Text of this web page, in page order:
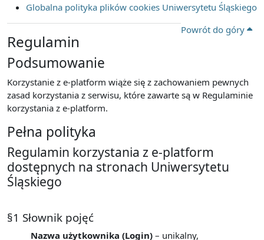
Globalna polityka plików cookies Uniwersytetu Śląskiego
Powrót do góry
Regulamin
Podsumowanie
Korzystanie z e-platform wiąże się z zachowaniem pewnych
zasad korzystania z serwisu, które zawarte są w Regulaminie
korzystania z e-platform.
Pełna polityka
Regulamin korzystania z e-platform
dostępnych na stronach Uniwersytetu
Śląskiego
§1 Słownik pojęć
Nazwa użytkownika (Login) – unikalny,